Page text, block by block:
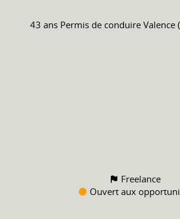
43 ans Permis de conduire Valence
Freelance
Ouvert aux